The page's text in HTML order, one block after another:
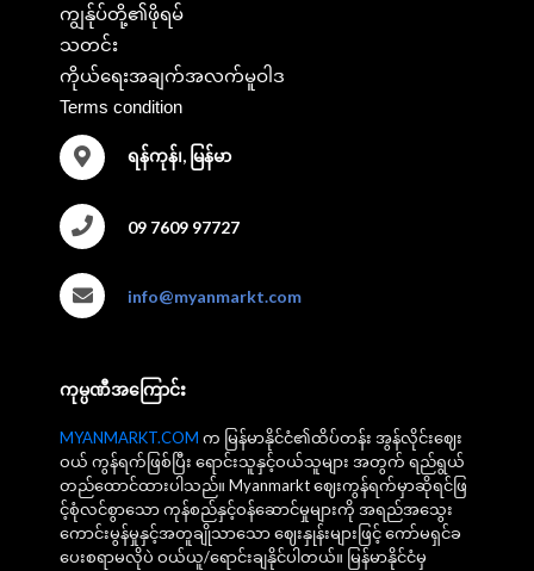
ကျွန်ုပ်တို့၏ဖိုရမ်
သတင်း
ကိုယ်ရေးအချက်အလက်မူဝါဒ
Terms condition
ရန်ကုန်၊, မြန်မာ
09 7609 97727
info@myanmarkt.com
ကုမ္ပဏီအကြောင်း
MYANMARKT.COM က မြန်မာနိုင်ငံ၏ထိပ်တန်း အွန်လိုင်းဈေး
ဝယ် ကွန်ရက်ဖြစ်ပြီး ရောင်းသူနှင့်ဝယ်သူများ အတွက် ရည်ရွယ်
တည်ထောင်ထားပါသည်။ Myanmarkt ဈေးကွန်ရက်မှာဆိုရင်ဖြ
င့်စုံလင်စွာသော ကုန်စည်နှင့်ဝန်ဆောင်မှုများကို အရည်အသွေး
ကောင်းမွန်မှုနှင့်အတူချိုသာသော ဈေးနှုန်းများဖြင့် ကော်မရှင်ခ
ပေးစရာမလိုပဲ ဝယ်ယူ/ရောင်းချနိုင်ပါတယ်။ မြန်မာနိုင်ငံမှ